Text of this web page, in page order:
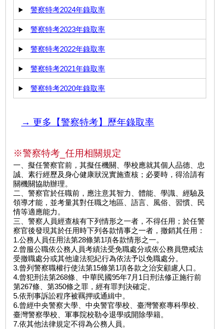
警察特考2024年錄取率
警察特考2023年錄取率
警察特考2022年錄取率
警察特考2021年錄取率
警察特考2020年錄取率
→ 更多【警察特考】歷年錄取率
※警察特考_任用相關規定
一、擬任警察官前，其擬任機關、學校應就其個人品德、忠
誠、素行經歷及身心健康狀況實施查核；必要時，得洽請有
關機關協助辦理。
二、警察官於任職前，應注意其智力、體能、學識、經驗及
領導才能，並考量其對任職之地區、語言、風俗、習慣、民
情等適應能力。
三、警察人員經查核有下列情形之一者，不得任用；於任警
察官後發現其於任用時下列各款情事之一者，撤銷其任用：
1.公務人員任用法第28條第1項各款情形之一。
2.曾服公職依公務人員考績法受免職處分或依公務員懲戒法
受撤職處分或其他違法犯紀行為依法予以免職處分。
3.曾列警察職權行使法第15條第1項各款之治安顧慮人口。
4.曾犯刑法第268條、中華民國95年7月1日刑法修正施行前
第267條、第350條之罪，經有罪判決確定。
5.依刑事訴訟程序被羈押或通緝中。
6.曾經中央警察大學、中央警官學校、臺灣警察專科學校、
臺灣警察學校、軍事院校勒令退學或開除學籍。
7.依其他法律規定不得為公務人員。